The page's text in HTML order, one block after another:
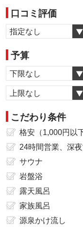
口コミ評価
指定なし
予算
下限なし
上限なし
こだわり条件
格安（1,000円以下
24時間営業、深
サウナ
岩盤浴
露天風呂
家族風呂
源泉かけ流し